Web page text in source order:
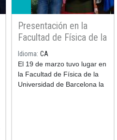
Presentación en la
Facultad de Física de la
Mona de ciencia
astrónoma
Idioma CA
El 19 de marzo tuvo lugar en
la Facultad de Física de la
Universidad de Barcelona la